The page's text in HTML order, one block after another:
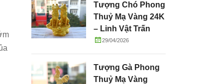
Tượng Chó Phong
Thuỷ Mạ Vàng 24K
– Linh Vật Trấn
Trạch, Chiêu Tài
Và Gắn Kết Gia
Đình
29/04/2026
Tượng Gà Phong
Thuỷ Mạ Vàng